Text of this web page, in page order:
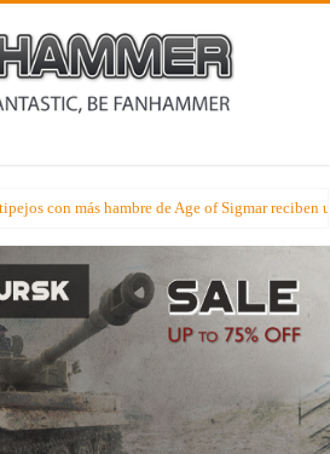
con más hambre de Age of Sigmar reciben